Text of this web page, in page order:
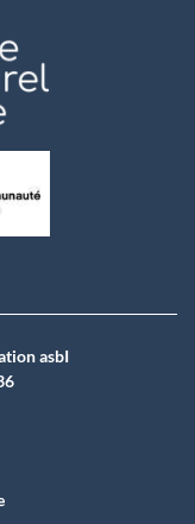
asbI